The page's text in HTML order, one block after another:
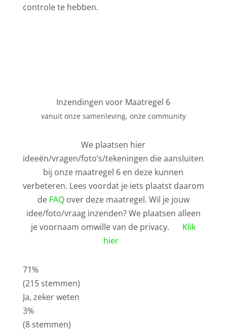
controle te hebben.
Inzendingen voor Maatregel 6
vanuit onze samenleving, onze community
We plaatsen hier
ideeën/vragen/foto’s/tekeningen die aansluiten
bij onze maatregel 6 en deze kunnen
verbeteren. Lees voordat je iets plaatst daarom
de FAQover deze maatregel. Wil je jouw
idee/foto/vraag inzenden? We plaatsen alleen
je voornaam omwille van de privacy.
Klik
hier
71%
(215 stemmen)
Ja, zeker weten
3%
(8 stemmen)